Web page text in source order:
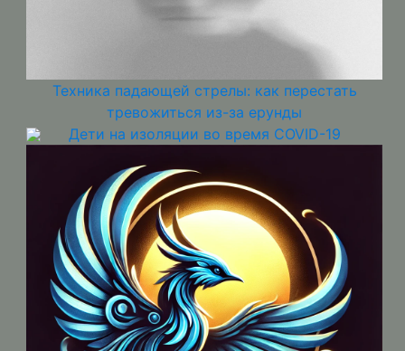
Техника падающей стрелы: как перестать
тревожиться из-за ерунды
Дети на изоляции во время COVID-19